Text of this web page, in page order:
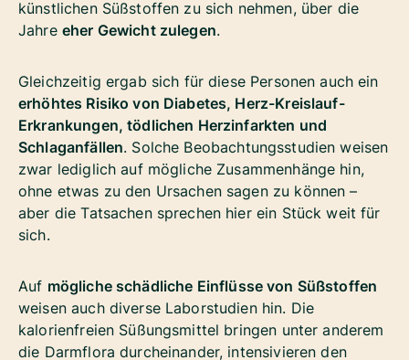
künstlichen Süßstoffen zu sich nehmen, über die
Jahre eher Gewicht zulegen.
Gleichzeitig ergab sich für diese Personen auch ein
erhöhtes Risiko von Diabetes, Herz-Kreislauf-
Erkrankungen, tödlichen Herzinfarkten und
Schlaganfällen. Solche Beobachtungsstudien weisen
zwar lediglich auf mögliche Zusammenhänge hin,
ohne etwas zu den Ursachen sagen zu können –
aber die Tatsachen sprechen hier ein Stück weit für
sich.
Auf mögliche schädliche Einflüsse von Süßstoffen
weisen auch diverse Laborstudien hin. Die
kalorienfreien Süßungsmittel bringen unter anderem
die Darmflora durcheinander, intensivieren den